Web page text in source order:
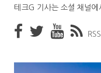
테크G 기사는 소셜 채널에
RSS